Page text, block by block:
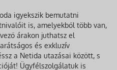
igyekszik bemutatni
is, amelyekből több van,
árakon juthatsz el
és exkluzív
a Netida utazásai között, s
Ügyfélszolgálatuk is